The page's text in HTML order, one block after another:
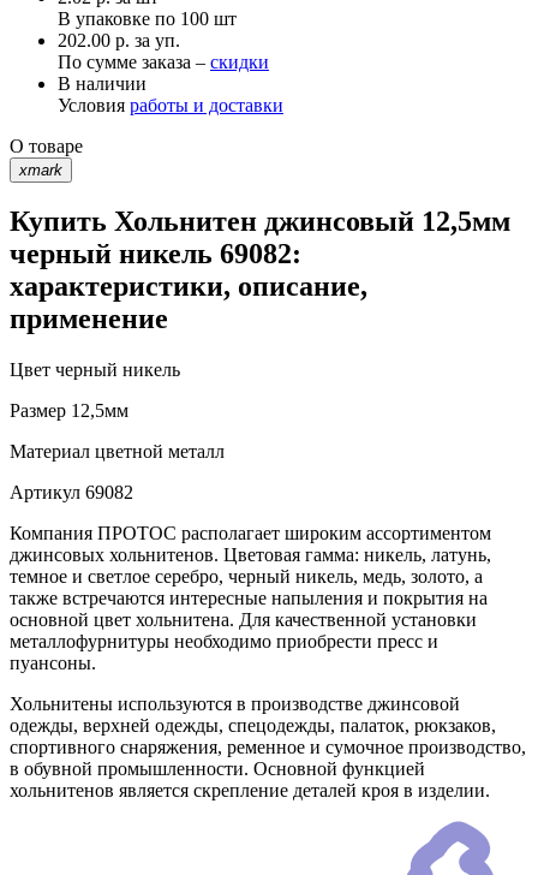
В упаковке по 100 шт
202.00 р. за уп.
По сумме заказа – скидки
В наличии
Условия работы и доставки
О товаре
xmark
Купить Хольнитен джинсовый 12,5мм
черный никель 69082:
характеристики, описание,
применение
Цвет черный никель
Размер 12,5мм
Материал цветной металл
Артикул 69082
Компания ПРОТОС располагает широким ассортиментом
джинсовых хольнитенов. Цветовая гамма: никель, латунь,
темное и светлое серебро, черный никель, медь, золото, а
также встречаются интересные напыления и покрытия на
основной цвет хольнитена. Для качественной установки
металлофурнитуры необходимо приобрести пресс и
пуансоны.
Хольнитены используются в производстве джинсовой
одежды, верхней одежды, спецодежды, палаток, рюкзаков,
спортивного снаряжения, ременное и сумочное производство,
в обувной промышленности. Основной функцией
хольнитенов является скрепление деталей кроя в изделии.